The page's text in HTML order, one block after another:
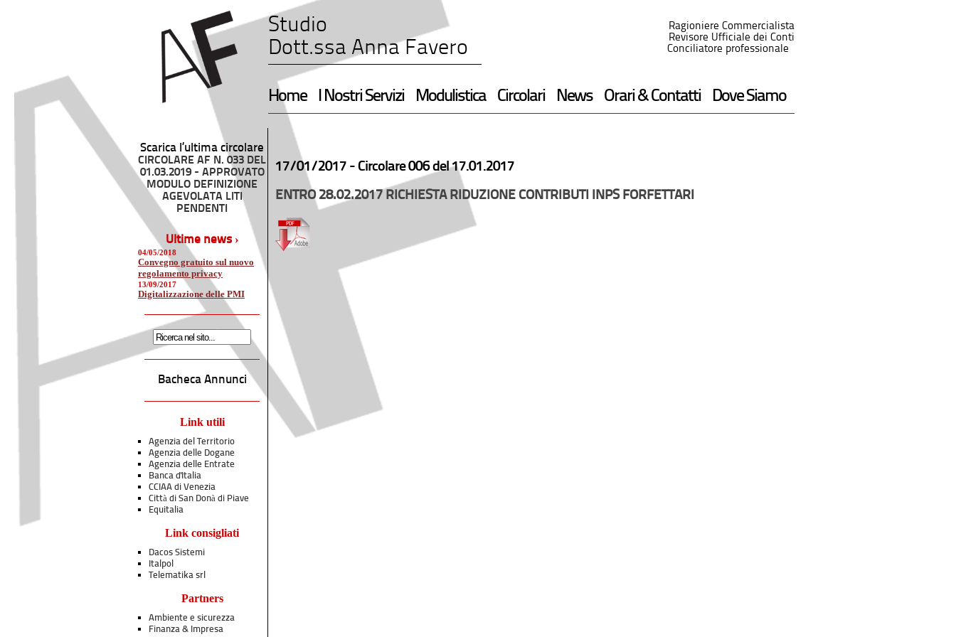
Studio
Dott.ssa Anna Favero
Ragioniere Commercialista
Revisore Ufficiale dei Conti
Conciliatore professionale
Home I Nostri Servizi Modulistica Circolari News Orari & Contatti Dove Siamo
Scarica l’ultima circolare
CIRCOLARE AF N. 033 DEL
01.03.2019 - APPROVATO
MODULO DEFINIZIONE
AGEVOLATA LITI
PENDENTI
Ultime news ›
04/05/2018
Convegno gratuito sul nuovo
regolamento privacy
13/09/2017
Digitalizzazione delle PMI
Bacheca Annunci
Link utili
Agenzia del Territorio
Agenzia delle Dogane
Agenzia delle Entrate
Banca d'Italia
CCIAA di Venezia
Città di San Donà di Piave
Equitalia
Link consigliati
Dacos Sistemi
Italpol
Telematika srl
Partners
Ambiente e sicurezza
Finanza & Impresa
17/01/2017 - Circolare 006 del 17.01.2017
ENTRO 28.02.2017 RICHIESTA RIDUZIONE CONTRIBUTI INPS FORFETTARI